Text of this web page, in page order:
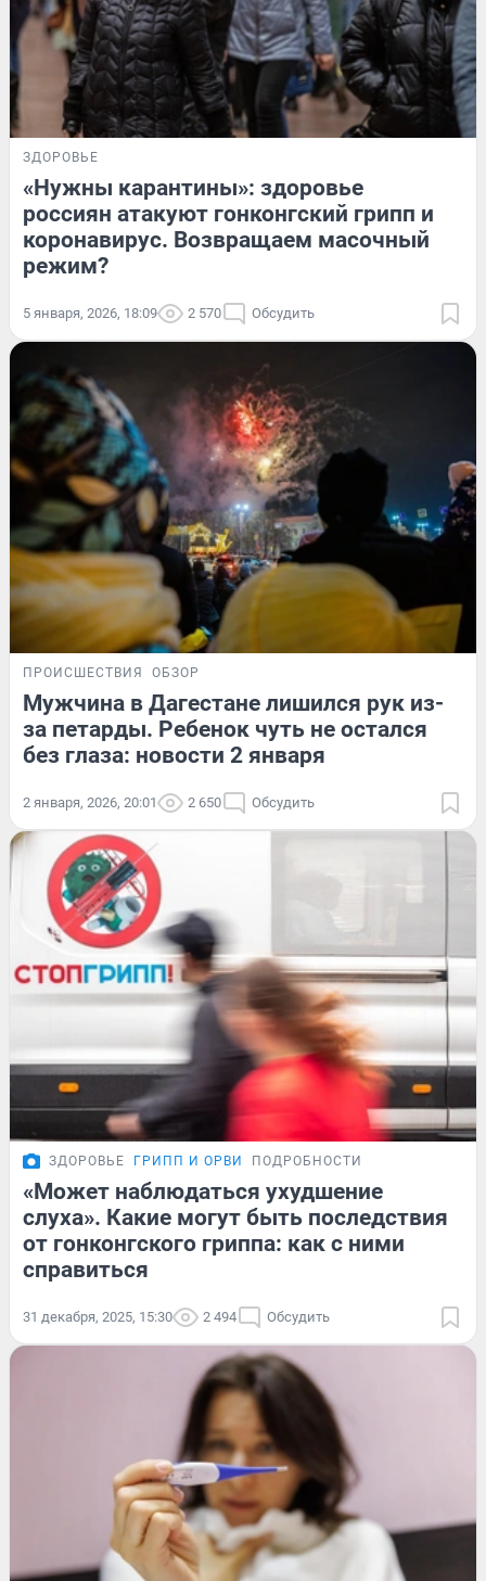
ЗДОРОВЬЕ
«Нужны карантины»: здоровье
россиян атакуют гонконгский грипп и
коронавирус. Возвращаем масочный
режим?
5 января, 2026, 18:09 2 570 Обсудить
ПРОИСШЕСТВИЯ ОБЗОР
Мужчина в Дагестане лишился рук из-
за петарды. Ребенок чуть не остался
без глаза: новости 2 января
2 января, 2026, 20:01 2 650 Обсудить
ЗДОРОВЬЕ ГРИПП И ОРВИ ПОДРОБНОСТИ
«Может наблюдаться ухудшение
слуха». Какие могут быть последствия
от гонконгского гриппа: как с ними
справиться
31 декабря, 2025, 15:30 2 494 Обсудить